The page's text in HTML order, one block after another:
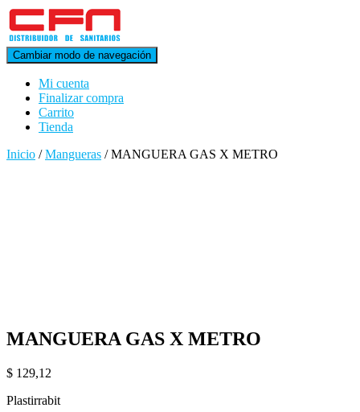
Cambiar modo de navegación
Mi cuenta
Finalizar compra
Carrito
Tienda
Inicio /Mangueras / MANGUERA GAS X METRO
MANGUERA GAS X METRO
$ 129,12
Plastirrabit